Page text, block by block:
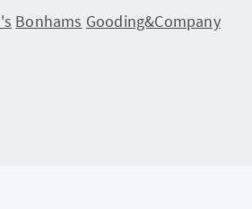
Bonhams Gooding&Company